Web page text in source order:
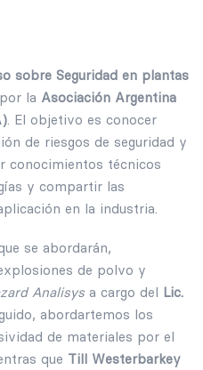
sobre Seguridad en plantas
la Asociación Argentina
. El objetivo es conocer
de riesgos de seguridad y
conocimientos técnicos
y compartir las
en la industria.
se abordarán,
de polvo y
Analisys a cargo del Lic.
abordartemos los
de materiales por el
que Till Westerbarkey